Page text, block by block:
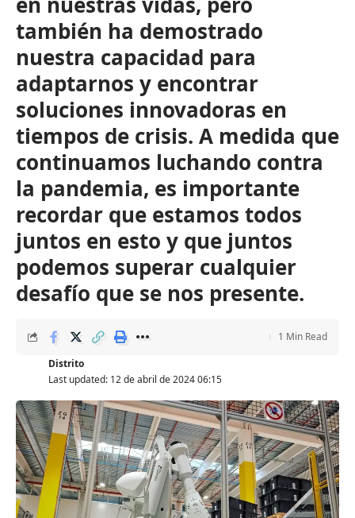
también ha demostrado
nuestra capacidad para
adaptarnos y encontrar
soluciones innovadoras en
tiempos de crisis. A medida que
continuamos luchando contra
la pandemia, es importante
recordar que estamos todos
juntos en esto y que juntos
podemos superar cualquier
desafío que se nos presente.
Last updated: 12 de abril de 2024 06:15
Distrito
1 Min Read